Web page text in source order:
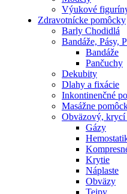
Výukové
Zdravotnícke pomôcky
Barly Chodidlá
Bandáže, Pásy,
Bandáže
Pančuchy
Dekubity
Dlahy a fixácie
Inkontinenčné
Masážne
Obväzový, krycí
Gázy
Krytie
Náplaste
Obväzy
Tejpy